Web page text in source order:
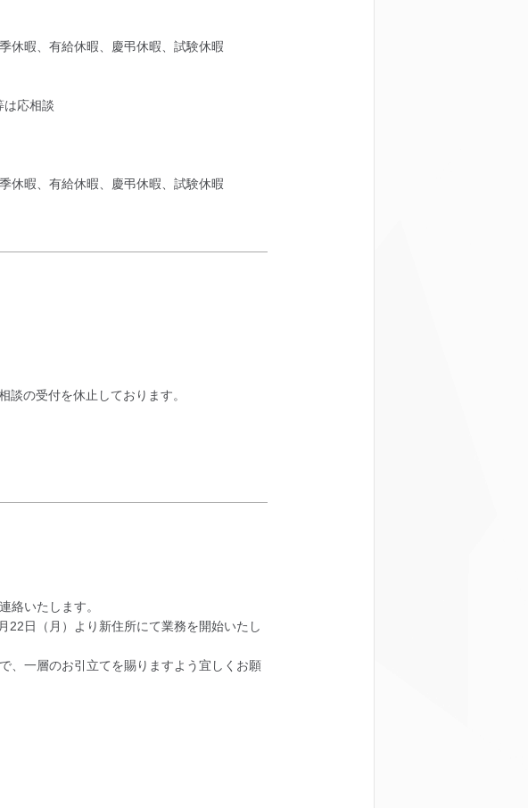
休暇、有給休暇、慶弔休暇、試験休暇
応相談
休暇、有給休暇、慶弔休暇、試験休暇
の受付を休止しております。
絡いたします。
22日（月）より新住所にて業務を開始いたし
、一層のお引立てを賜りますよう宜しくお願